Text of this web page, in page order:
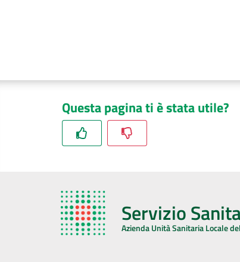
Questa pagina ti è stata utile?
Servizio
Azienda Unità Sanitaria Locale